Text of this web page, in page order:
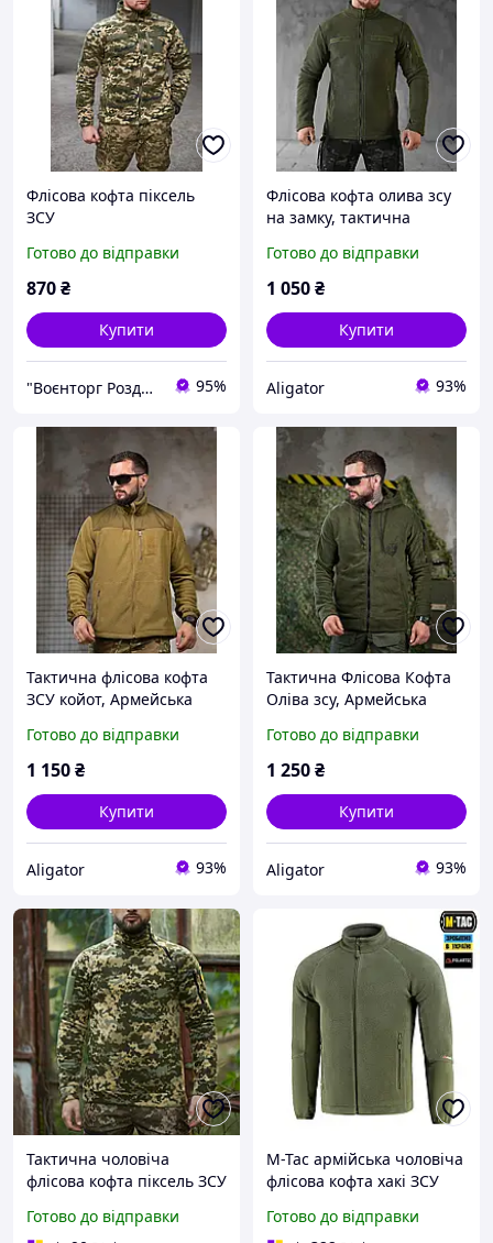
Флісова кофта піксель
ЗСУ
Готово до відправки
870₴
Купити
"Воєнторг Роздріб/Опт": На варті вашої безпеки! 95%
Флісова кофта олива зсу
на замку, тактична
статутна під шеврон,
зимова військова фліска
Готово до відправки
1 050₴
Купити
Aligator 93%
Тактична флісова кофта
ЗСУ койот, Армейська
військових, кофта на флісі
військова ЗСУ
Готово до відправки
1 150₴
Купити
Aligator 93%
Тактична Флісова Кофта
Оліва зсу, Армейська
олива, тепла фліска з
капюшоном
Готово до відправки
1 250₴
Купити
Aligator 93%
Тактична чоловіча
флісова кофта піксель ЗСУ
липучками
Готово до відправки
M-Tac армійська чоловіча
флісова кофта хакі ЗСУ
кишенями Polartec Army
Готово до відправки